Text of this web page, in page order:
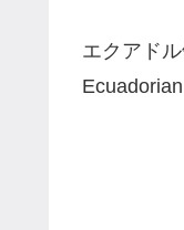
エクアド